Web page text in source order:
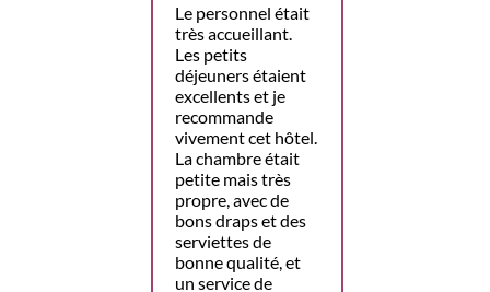
Le personnel était
très accueillant.
Les petits
déjeuners étaient
excellents et je
recommande
vivement cet hôtel.
La chambre était
petite mais très
propre, avec de
bons draps et des
serviettes de
bonne qualité, et
un service de